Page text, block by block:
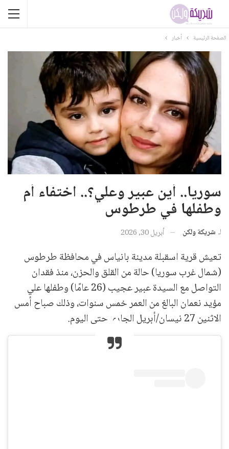
الصفحة الرئيسية أخبار
سوريا.. أين عبير وعلي؟.. اختفاء أم
وطفلها في طرطوس
لـ شريكة ولكن أبريل 30, 2026
تعيش قرية اسقبلة مدينة بانياس في محافظة طرطوس
(شمال غرب سوريا) حالة من القلق والحزن، منذ فقدان
التواصل مع السيدة عبير عجيب (26 عامًا) وطفلها علي
مؤيد نعمان البالغ من العمر خمس سنوات، وذلك صباح أمس
الاثنين 27 نيسان/أبريل الجاري حتى اليوم.